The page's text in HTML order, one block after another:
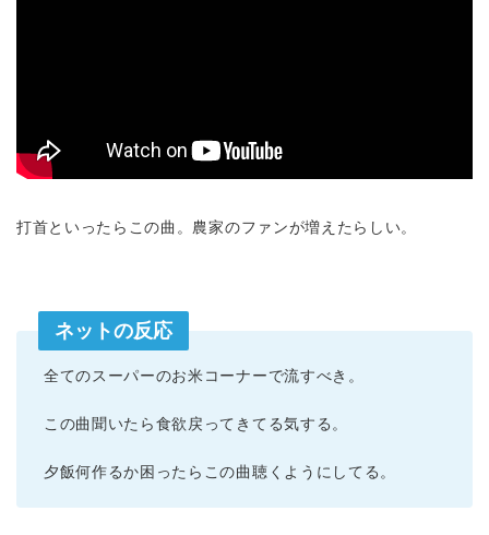
打首といったらこの曲。農家のファンが増えたらしい。
ネットの反応
全てのスーパーのお米コーナーで流すべき。
この曲聞いたら食欲戻ってきてる気する。
夕飯何作るか困ったらこの曲聴くようにしてる。